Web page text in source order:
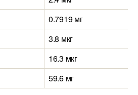
0.7919 мг
3.8 мкг
16.3 мкг
59.6 мг